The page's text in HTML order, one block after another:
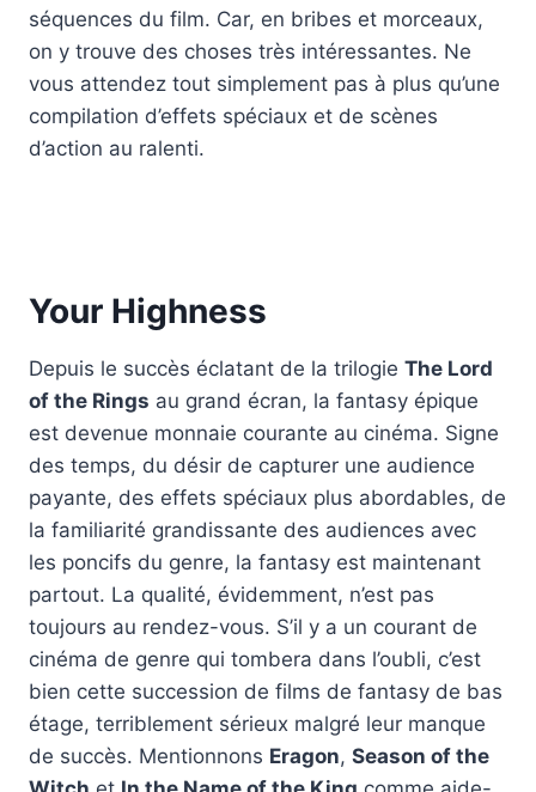
séquences du film. Car, en bribes et morceaux,
on y trouve des choses très intéressantes. Ne
vous attendez tout simplement pas à plus qu’une
compilation d’effets spéciaux et de scènes
d’action au ralenti.
Your Highness
Depuis le succès éclatant de la trilogie The Lord
of the Rings au grand écran, la fantasy épique
est devenue monnaie courante au cinéma. Signe
des temps, du désir de capturer une audience
payante, des effets spéciaux plus abordables, de
la familiarité grandissante des audiences avec
les poncifs du genre, la fantasy est maintenant
partout. La qualité, évidemment, n’est pas
toujours au rendez-vous. S’il y a un courant de
cinéma de genre qui tombera dans l’oubli, c’est
bien cette succession de films de fantasy de bas
étage, terriblement sérieux malgré leur manque
de succès. Mentionnons Eragon, Season of the